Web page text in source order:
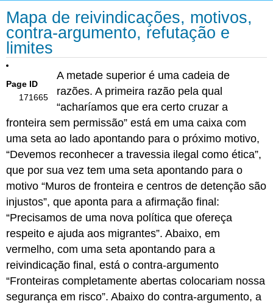
Mapa de reivindicações, motivos,
contra-argumento, refutação e
limites
Page ID
171665
A metade superior é uma cadeia de
razões. A primeira razão pela qual
“acharíamos que era certo cruzar a
fronteira sem permissão” está em uma caixa com
uma seta ao lado apontando para o próximo motivo,
“Devemos reconhecer a travessia ilegal como ética”,
que por sua vez tem uma seta apontando para o
motivo “Muros de fronteira e centros de detenção são
injustos”, que aponta para a afirmação final:
“Precisamos de uma nova política que ofereça
respeito e ajuda aos migrantes”. Abaixo, em
vermelho, com uma seta apontando para a
reivindicação final, está o contra-argumento
“Fronteiras completamente abertas colocariam nossa
segurança em risco”. Abaixo do contra-argumento, a